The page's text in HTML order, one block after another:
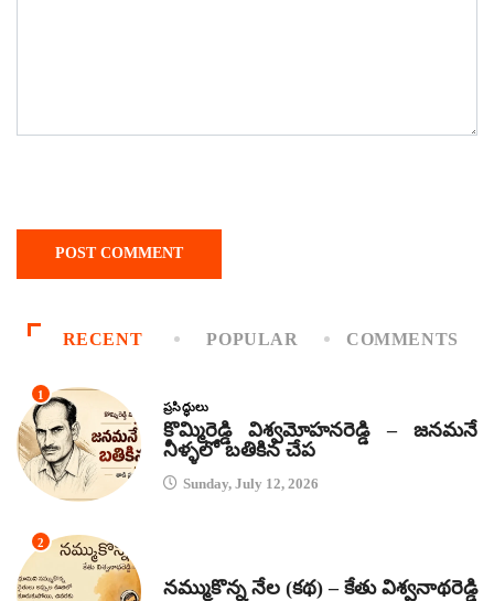
RECENT POPULAR COMMENTS
1
ప్రసిద్ధులు
కొమ్మిరెడ్డి విశ్వమోహనరెడ్డి – జనమనే
నీళ్ళలో బతికిన చేప
Sunday, July 12, 2026
2
నమ్ముకొన్న నేల (కథ) – కేతు విశ్వనాథరెడ్డి